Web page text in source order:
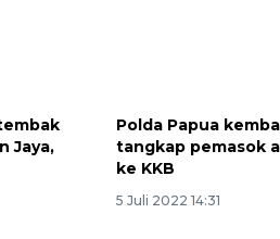
Jaya,
Polda Papua
tangkap pemasok
ke KKB
5 Juli 2022 14:31